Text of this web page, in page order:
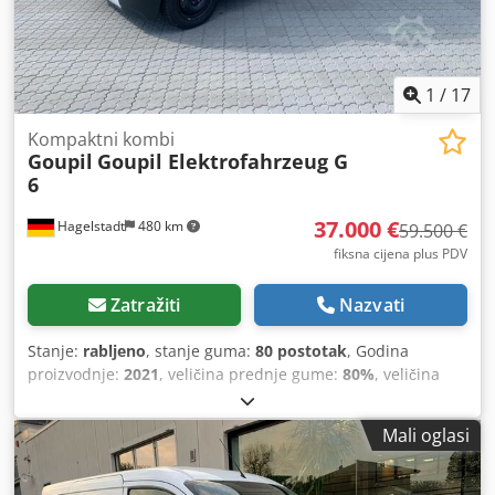
1 / 17
Hagelstadt 480 km
Kompaktni kombi
Goupil Goupil Elektrofahrzeug G
6
37.000 €59.500 €
fiksna cijena plus PDV
Zatražiti Nazvati
Stanje: rabljeno, stanje guma: 80 postotak, Godina
proizvodnje: 2021, veličina prednje gume: 80%, veličina
, maksimalna brzina:
registracija: 2021. Prodajemo naš demonstracijski stroj
Goupil G 6, litijeva baterija 28,8 kWh. Kategorija vozila N1,
doseg (prema WLTC & testiran u praksi) do ~110 km. LCD
HD u boji zaslon, senzor svjetla i kiše. 5000W električno
Mali oglasi